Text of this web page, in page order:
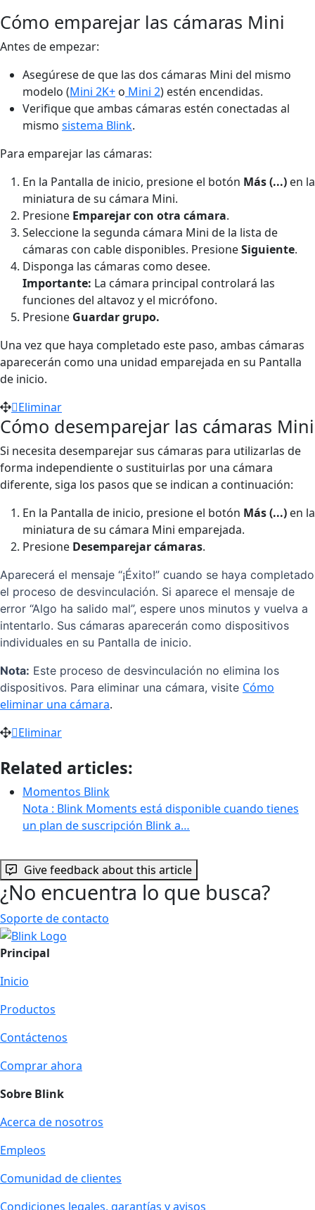
Cómo emparejar las cámaras Mini
Antes de empezar:
Asegúrese de que las dos cámaras Mini del mismo
modelo (Mini 2K+ o Mini 2) estén encendidas.
Verifique que ambas cámaras estén conectadas al
mismo sistema Blink.
Para emparejar las cámaras:
En la Pantalla de inicio, presione el botón Más (...) en la
miniatura de su cámara Mini.
Presione Emparejar con otra cámara.
Seleccione la segunda cámara Mini de la lista de
cámaras con cable disponibles. PresioneSiguiente.
Disponga las cámaras como desee.
Importante: La cámara principal controlará las
funciones del altavoz y el micrófono.
Presione Guardar grupo.
Una vez que haya completado este paso, ambas cámaras
aparecerán como una unidad emparejada en su Pantalla
de inicio.
Eliminar
Cómo desemparejar las cámaras Mini
Si necesita desemparejar sus cámaras para utilizarlas de
forma independiente o sustituirlas por una cámara
diferente, siga los pasos que se indican a continuación:
En la Pantalla de inicio, presione el botón Más (...) en la
miniatura de su cámara Mini emparejada.
Presione Desemparejar cámaras.
Aparecerá el mensaje “¡Éxito!” cuando se haya completado
el proceso de desvinculación. Si aparece el mensaje de
error “Algo ha salido mal”, espere unos minutos y vuelva a
intentarlo. Sus cámaras aparecerán como dispositivos
individuales en su Pantalla de inicio.
Nota: Este proceso de desvinculación no elimina los
dispositivos. Para eliminar una cámara, visite Cómo
eliminar una cámara.
Eliminar
Related articles:
Momentos Blink
Nota : Blink Moments está disponible cuando tienes
un plan de suscripción Blink a…
Give feedback about this article
¿No encuentra lo que busca?
Soporte de contacto
Principal
Inicio
Productos
Contáctenos
Comprar ahora
Sobre Blink
Acerca de nosotros
Empleos
Comunidad de clientes
Condiciones legales, garantías y avisos